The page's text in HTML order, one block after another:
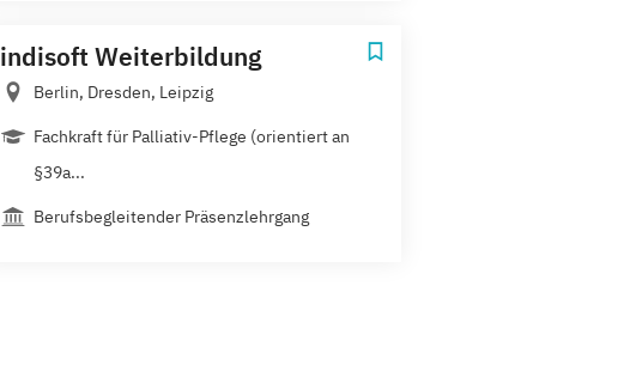
indisoft Weiterbildung
Berlin, Dresden, Leipzig
Fachkraft für Palliativ-Pflege (orientiert an
§39a...
Berufsbegleitender Präsenzlehrgang